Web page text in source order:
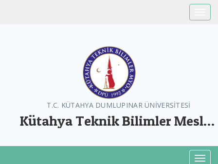
T.C. KÜTAHYA DUMLUPINAR ÜNİVERSİTESİ
Kütahya Teknik Bilimler Meslek